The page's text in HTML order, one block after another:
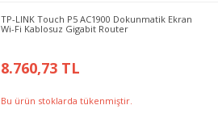
TP-LINK Touch P5 AC1900 Dokunmatik Ekran
Wi-Fi Kablosuz Gigabit Router
8.760,73 TL
Bu ürün stoklarda tükenmiştir.